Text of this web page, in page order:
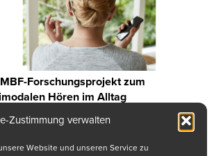
Zustimmung verwalten
Website und unseren Service zu
Forschungsprojekt zum
Hören im Alltag